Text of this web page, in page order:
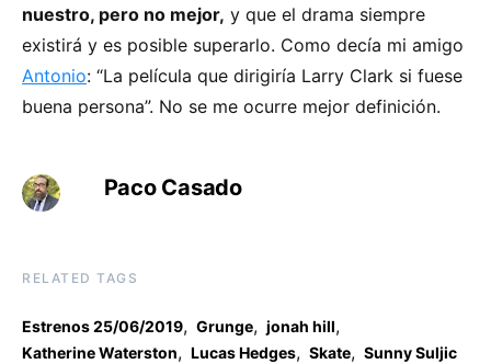
nuestro, pero no mejor, y que el drama siempre
existirá y es posible superarlo. Como decía mi amigo
Antonio: “La película que dirigiría Larry Clark si fuese
buena persona”. No se me ocurre mejor definición.
Paco Casado
RELATED TAGS
Estrenos 25/06/2019, Grunge, jonah hill,
Katherine Waterston, Lucas Hedges, Skate, Sunny Suljic